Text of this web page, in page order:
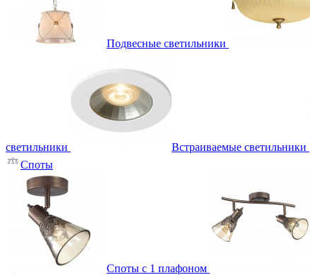
Подвесные светильники
светильники Встраиваемые светильники
Споты
Споты с 1 плафоном